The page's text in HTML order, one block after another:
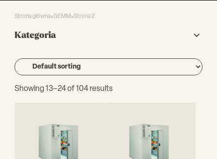
Strona główna»GEMM »Strona 2
Kategoria
Showing 13–24 of 104 results